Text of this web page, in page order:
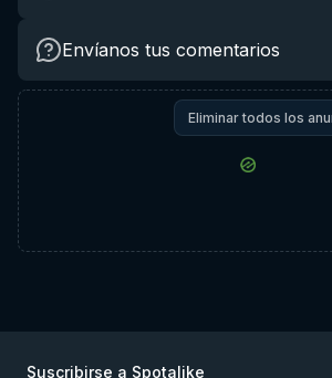
Envíanos tus comentarios
Eliminar todos los
Suscribirse a Spotalike